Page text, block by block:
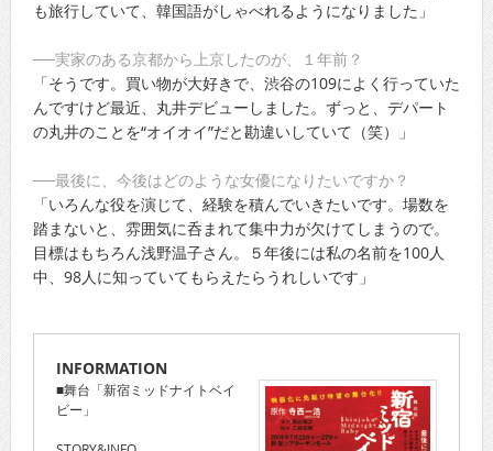
も旅行していて、韓国語がしゃべれるようになりました」
──実家のある京都から上京したのが、１年前？
「そうです。買い物が大好きで、渋谷の109によく行っていた
んですけど最近、丸井デビューしました。ずっと、デパート
の丸井のことを“オイオイ”だと勘違いしていて（笑）」
──最後に、今後はどのような女優になりたいですか？
「いろんな役を演じて、経験を積んでいきたいです。場数を
踏まないと、雰囲気に呑まれて集中力が欠けてしまうので。
目標はもちろん浅野温子さん。５年後には私の名前を100人
中、98人に知っていてもらえたらうれしいです」
INFORMATION
■舞台「新宿ミッドナイトベイ
ビー」